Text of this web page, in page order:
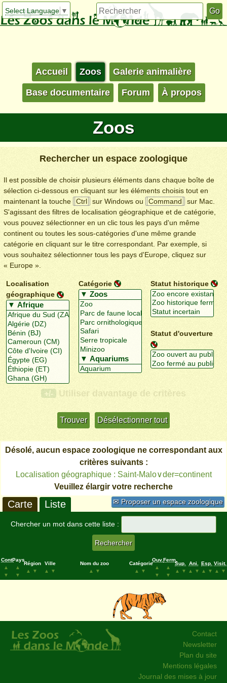
Select Language ▼
Accueil Zoos Galerie animalière
Base documentaire Forum À propos
Zoos
Rechercher un espace zoologique
Il est possible de choisir plusieurs éléments dans chaque boîte de
sélection ci-dessous en cliquant sur les éléments choisis tout en
maintenant la touche
Ctrl sur Windows ou Command
sur Mac.
S'agissant des filtres de localisation géographique et de catégorie,
vous pouvez sélectionner en un clic tous les pays d'un même
continent ou toutes les sous-catégories d'une même grande
catégorie en cliquant sur le titre correspondant. Par exemple, si
vous souhaitez sélectionner tous les pays d'Europe, cliquez sur
« Europe ».
Localisation
géographique
Catégorie Statut historique
Statut d'ouverture
+/- Utiliser davantage de critères
Désolé, aucun espace zoologique ne correspondant aux
critères suivants :
Localisation géographique : Saint-Malo∨der=continent
Veuillez élargir votre recherche
✉ Proposer un espace zoologique
Carte Liste
Chercher un mot dans cette liste :
Cont.
▲
▼
Pays
▲
▼
Région
▲
▼
Ville
▲
▼
Nom du zoo
▲
▼
Catégorie
▲
▼
Ouv.
▲
▼
Ferm.
▲
▼
Sup.
▲
▼
Ani.
▲
▼
Esp.
▲
▼
Visit.
▲
▼
Contact
Newsletter
Plan du site
Mentions légales
Journal des mises à jour